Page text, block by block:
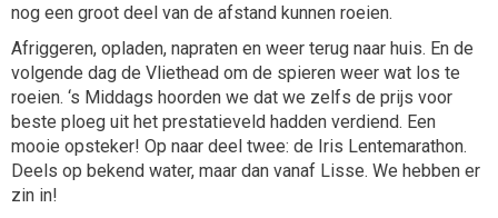
nog een groot deel van de afstand kunnen roeien.
Afriggeren, opladen, napraten en weer terug naar huis. En de
volgende dag de Vliethead om de spieren weer wat los te
roeien. ‘s Middags hoorden we dat we zelfs de prijs voor
beste ploeg uit het prestatieveld hadden verdiend. Een
mooie opsteker! Op naar deel twee: de Iris Lentemarathon.
Deels op bekend water, maar dan vanaf Lisse. We hebben er
zin in!